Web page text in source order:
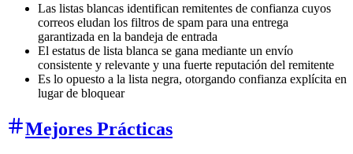
Las listas blancas identifican remitentes de confianza cuyos
correos eludan los filtros de spam para una entrega
garantizada en la bandeja de entrada
El estatus de lista blanca se gana mediante un envío
consistente y relevante y una fuerte reputación del remitente
Es lo opuesto a la lista negra, otorgando confianza explícita en
lugar de bloquear
Mejores Prácticas